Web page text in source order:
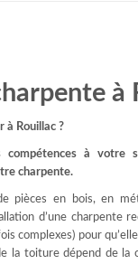
à
à Rouillac ?
compétences à votre
charpente.
pièces en bois, en
d’une charpente
complexes) pour
la toiture dépend de la